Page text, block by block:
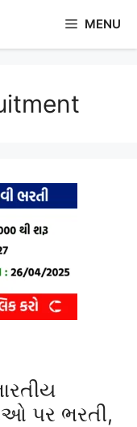
MENU
પર ભરતી,